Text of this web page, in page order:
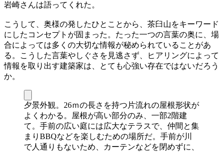
岩崎さんは語ってくれた。
こうして、奥様の発したひとことから、茶臼山をキーワード
にしたコンセプトが固まった。たった一つの言葉の奥に、場
合によっては多くの大切な情報が秘められていることがあ
る。こうした言葉やしぐさを見逃さず、ヒアリングによって
情報を取り出す建築家は、とても心強い存在ではないだろう
か。
夕景外観。26ｍの長さを持つ片流れの屋根形状が
よくわかる。屋根が高い部分のみ、一部2階建
て。手前の広い庭には広大なテラスで、仲間と集
まりBBQなどを楽しむための場所だ。手前が川
で人通りもないため、カーテンなどを閉めずに、